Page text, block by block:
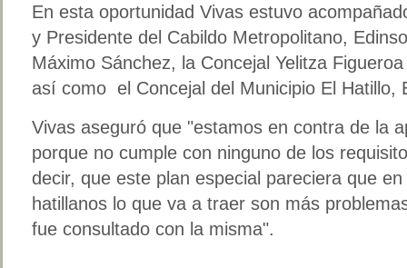
En esta oportunidad Vivas estuvo
y Presidente del Cabildo Metropolitano,
Máximo Sánchez, la Concejal Yelitza
así como el Concejal del Municipio El Hatillo,
Vivas aseguró que "estamos en contra de la
porque no cumple con ninguno de los
decir, que este plan especial pareciera que
hatillanos lo que va a traer son más
fue consultado con la misma".